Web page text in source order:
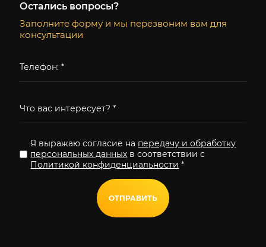
Остались вопросы?
Заполните форму и мы перезвоним вам для
консультации
Я выражаю согласие на передачу и обработку
персональных данных в соответствии с
Политикой конфиденциальности *
ОТПРАВИТЬ